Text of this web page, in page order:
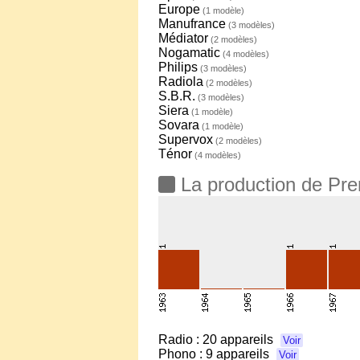
Europe (1 modèle)
Manufrance (3 modèles)
Médiator (2 modèles)
Nogamatic (4 modèles)
Philips (3 modèles)
Radiola (2 modèles)
S.B.R. (3 modèles)
Siera (1 modèle)
Sovara (1 modèle)
Supervox (2 modèles)
Ténor (4 modèles)
La production de
Radio : 20 appareils Voir
Phono : 9 appareils Voir